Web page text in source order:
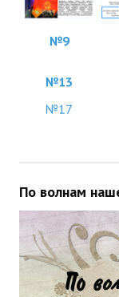
№9
№13
№17
По волнам